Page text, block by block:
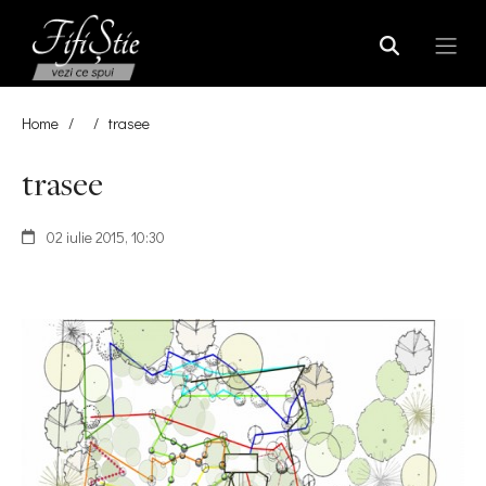
Home / / trasee
trasee
02 iulie 2015, 10:30